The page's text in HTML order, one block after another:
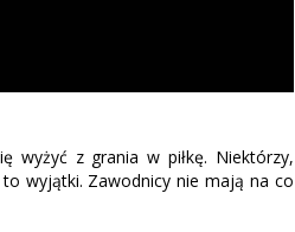
wyżyć z grania w piłkę. Niektórzy,
wyjątki. Zawodnicy nie mają na co